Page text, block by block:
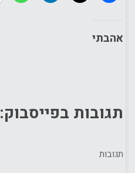
אהבתי
תגובות בפייסבוק:
תגובות